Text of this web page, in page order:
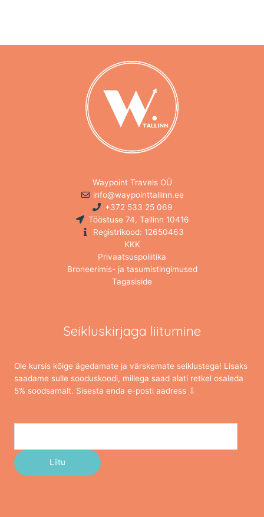
Waypoint Travels OÜ
info@waypointtallinn.ee
+372 533 25 069
Tööstuse 74, Tallinn 10416
Registrikood: 12650463
KKK
Privaatsuspoliitika
Broneerimis- ja tasumistingimused
Tagasiside
Seikluskirjaga liitumine
Ole kursis kõige ägedamate ja värskemate seiklustega! Lisaks
saadame sulle sooduskoodi, millega saad alati retkel osaleda
5% soodsamalt. Sisesta enda e-posti aadress ⇩